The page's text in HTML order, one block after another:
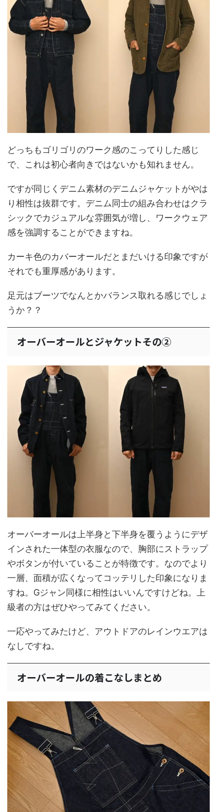
どっちもゴリゴリのワーク感のこってりした感じ
で、これは初心者向きではないかも知れません。
ですが同じくデニム素材のデニムジャケットがやは
り相性は抜群です。デニム同士の組み合わせはクラ
シックでカジュアルな雰囲気が増し、ワークウェア
感を強調することができますね。
カーキ色のカバーオールだとまだいける印象ですが
それでも重厚感があります。
足元はブーツでなんとかバランス取れる感じでしょ
うか？？
オーバーオールとジャケットその②
オーバーオールは上半身と下半身を覆うようにデザ
インされた一体型の衣服なので、胸部にストラップ
やボタンが付いていることが特徴です。なのでより
一層、面積が広くなってコッテリした印象になりま
すね。Gジャン同様に相性はいいんですけどね。上
級者の方はぜひやってみてください。
一応やってみたけど、アウトドアのレインウエアは
なしですね。
オーバーオールの着こなしまとめ